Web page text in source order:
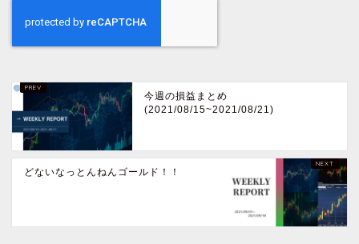
今週の損益まとめ
(2021/08/15~2021/08/21)
どないなっとんねんゴールド！！